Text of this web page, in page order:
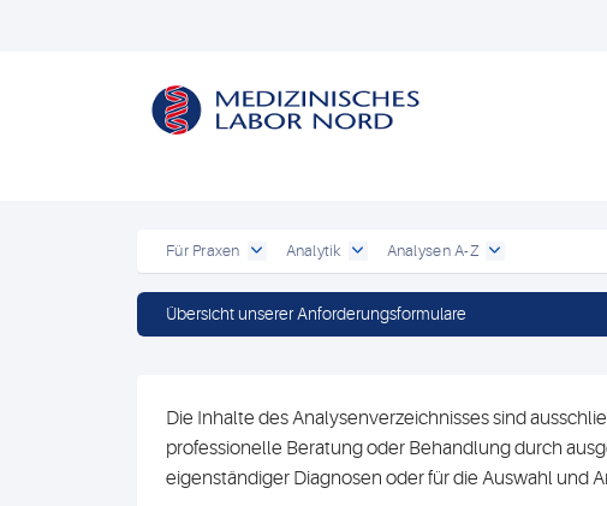
Für Praxen Analytik Analysen A-Z
Übersicht unserer Anforderungsformulare
Die Inhalte des Analysenverzeichnisses sind
professionelle Beratung oder Behandlung durch
eigenständiger Diagnosen oder für die Auswahl und